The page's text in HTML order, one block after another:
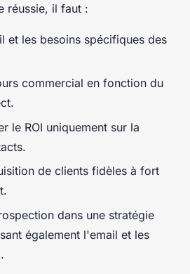
réussie, il faut :
et les besoins spécifiques des
commercial en fonction du
le ROI uniquement sur la
de clients fidèles à fort
dans une stratégie
également l'email et les